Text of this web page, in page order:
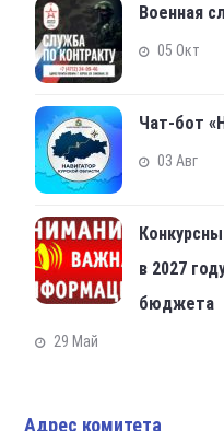
Военная
05 Окт
Чат-бот
03 Авг
в 2027
бюджета
29 Май
Адрес комитета